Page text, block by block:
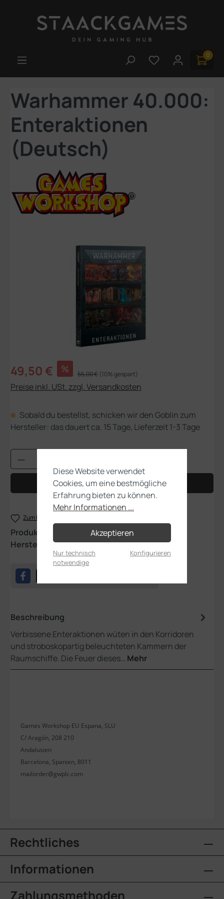
Du hast 0 0
Warhammer 40.000:
Enteraktionen
(Deutsch)
Bildergalerie überspringen
Verkaufspreis:
49,50 € % Regulärer Preis:
55,00 € (10% gespart)
Preise inkl. USt. zzgl. Versandkosten
Sobald du bestellst, schicken wir den Goblin zum
Hersteller: das dauert ca. 15 Tage, Lieferzeit 1-3 Tage
Produkt Anzahl: Gib den gewünschten
In den Warenkorb
Zum Merkzettel hinzufügen
Produktnummer:
40-67
Hersteller:
Games Workshop
Beschreibung
Verbissene Enteraktionen wüten in den Korridoren
und stroboskopartig beleuchteten Kammern der
Raumschiffe. Die Feuer dieses… Mehr
Games Workshop EU Espana, SLU
C/ Aragón, 208 210
Andalusien
Barcelona, Spanien, 8011
mailorder@gwplc.com
Rechtliches
Informationen
Zahlungsmethoden
Diese Website verwendet
Cookies, um eine bestmögliche
Erfahrung bieten zu können.
Mehr Informationen ...
Akzeptieren
Nur technisch
notwendige
Konfigurieren